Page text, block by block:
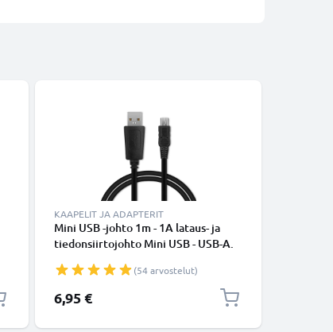
KAAPELIT JA ADAPTERIT
Mini USB -johto 1m - 1A lataus- ja
tiedonsiirtojohto Mini USB - USB-A.
(54 arvostelut)
6,95 €